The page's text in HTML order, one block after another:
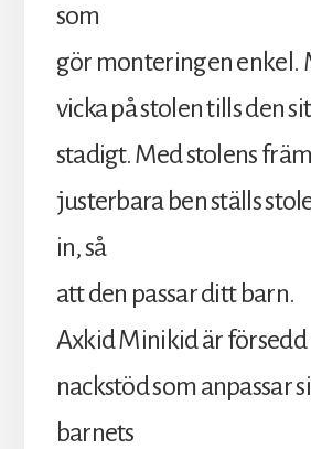
som
gör monteringen enkel.
vicka på stolen tills den
stadigt. Med stolens
justerbara ben ställs
in, så
att den passar ditt barn.
Axkid Minikid är
nackstöd som anpassar
barnets